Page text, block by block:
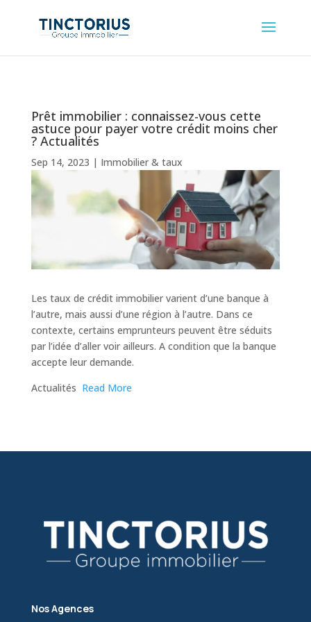
Prêt immobilier : connaissez-vous cette
astuce pour payer votre crédit moins cher
? Actualités
Sep 14, 2023 | Immobilier & taux
Les taux de crédit immobilier varient d’une banque à
l’autre, mais aussi d’une région à l’autre. Dans ce
contexte, certains emprunteurs peuvent être séduits
par l’idée d’aller voir ailleurs. A condition que la banque
accepte leur demande.
​Actualités Read More
Nos Agences